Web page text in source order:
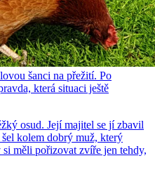
šanci na přežití. Po
která situaci ještě
osud. Její majitel se jí zbavil
kolem dobrý muž, který
měli pořizovat zvíře jen tehdy,